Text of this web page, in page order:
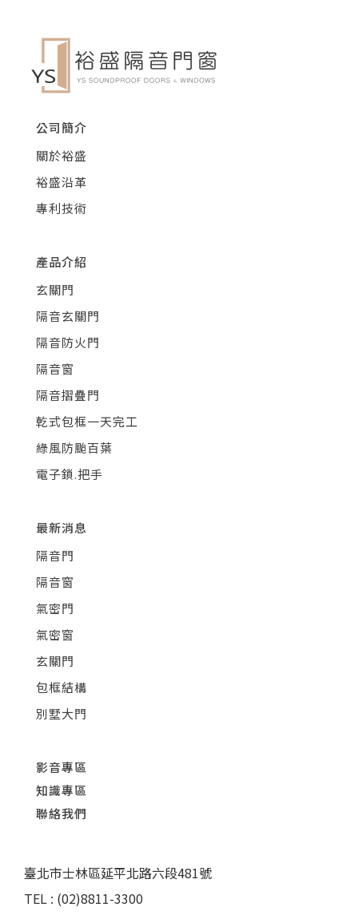
公司簡介
關於裕盛
裕盛沿革
專利技術
產品介紹
玄關門
隔音玄關門
隔音防火門
隔音窗
隔音摺疊門
乾式包框一天完工
綠風防颱百葉
電子鎖.把手
最新消息
隔音門
隔音窗
氣密門
氣密窗
玄關門
包框結構
別墅大門
影音專區
知識專區
聯絡我們
臺北市士林區延平北路六段481號
TEL : (02)8811-3300